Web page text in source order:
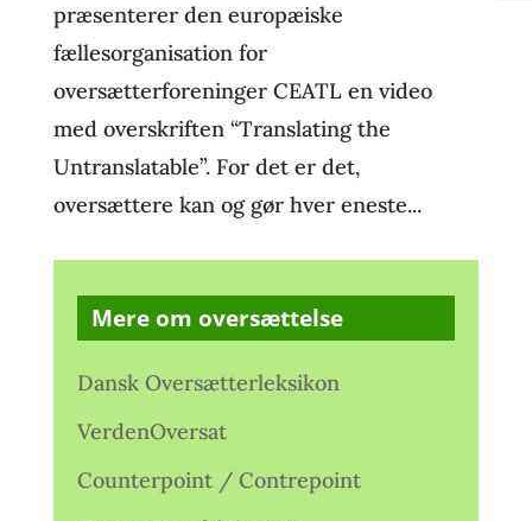
præsenterer den europæiske
fællesorganisation for
oversætterforeninger CEATL en video
med overskriften “Translating the
Untranslatable”. For det er det,
oversættere kan og gør hver eneste...
Mere om oversættelse
Dansk Oversætterleksikon
VerdenOversat
Counterpoint / Contrepoint